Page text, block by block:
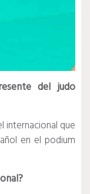
del judo
internacional que
en el podium